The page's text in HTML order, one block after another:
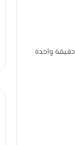
دقيقة واحدة